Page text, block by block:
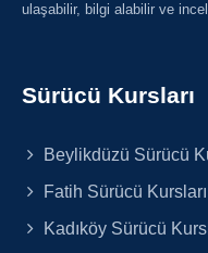
ulaşabilir, bilgi alabilir ve
Sürücü Kursları
Beylikdüzü Sürücü
Fatih Sürücü Kursları
Kadıköy Sürücü